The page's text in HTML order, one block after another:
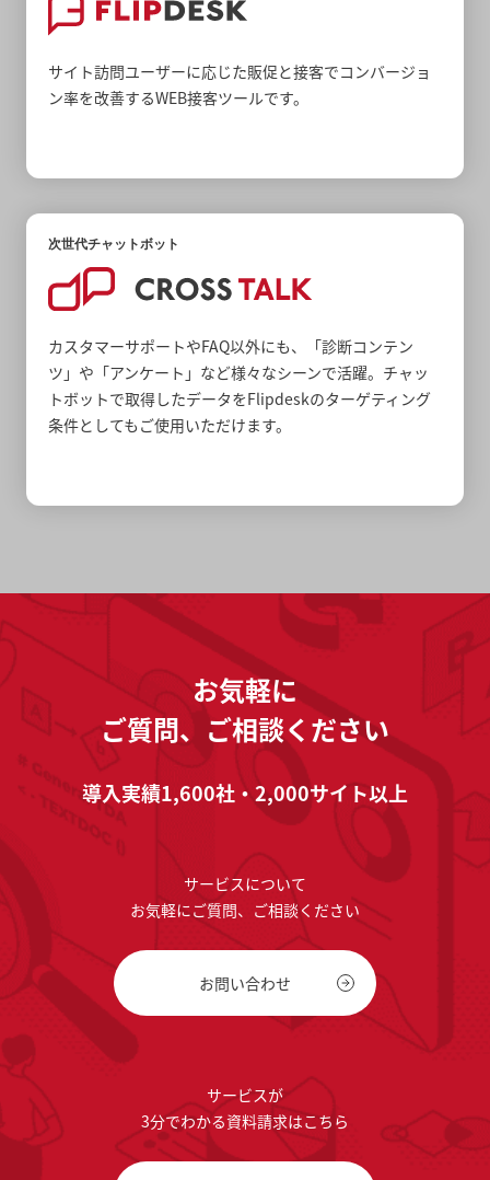
サイト訪問ユーザーに応じた販促と接客でコンバージョ
ン率を改善するWEB接客ツールです。
次世代チャットボット
カスタマーサポートやFAQ以外にも、「診断コンテン
ツ」や「アンケート」など様々なシーンで活躍。チャッ
トボットで取得したデータをFlipdeskのターゲティング
条件としてもご使用いただけます。
お気軽に
ご質問、ご相談ください
導入実績1,600社・2,000サイト以上
サービスについて
お気軽にご質問、ご相談ください
お問い合わせ
サービスが
3分でわかる資料請求はこちら